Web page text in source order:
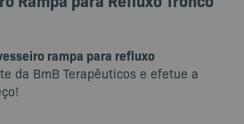
rampa para refluxo
da BmB Terapêuticos e efetue a